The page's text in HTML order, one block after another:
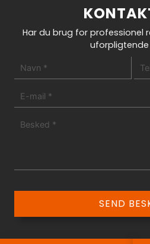
Har du brug for professionel
uforpligtende